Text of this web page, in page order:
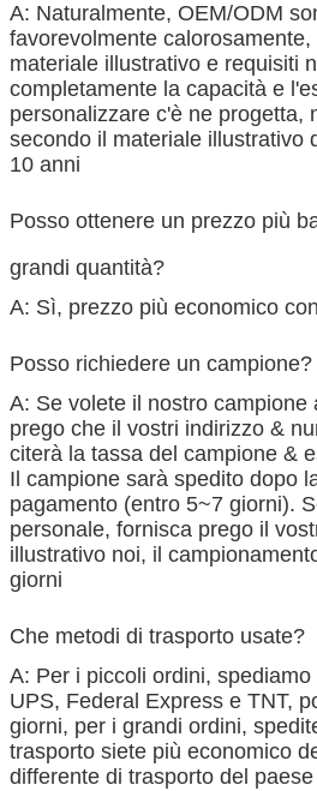
A: Naturalmente, OEM/ODM
favorevolmente
materiale illustrativo e requisiti
completamente la capacità e
personalizzare c'è ne progetta,
secondo il materiale illustrativo
10 anni
Posso ottenere un prezzo più
grandi quantità?
A: Sì, prezzo più economico
Posso richiedere un campione?
A: Se volete il nostro campione
prego che il vostri indirizzo &
citerà la tassa del campione &
Il campione sarà spedito dopo
pagamento (entro 5~7 giorni).
personale, fornisca prego il
illustrativo noi, il
giorni
Che metodi di trasporto usate?
A: Per i piccoli ordini,
UPS, Federal Express e TNT,
giorni, per i grandi ordini,
trasporto siete più economico
differente di trasporto del